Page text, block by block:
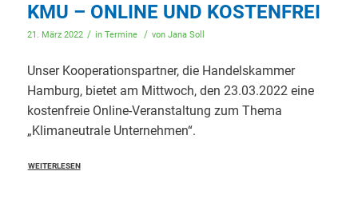
KMU – ONLINE UND KOSTENFREI
21. März 2022 / in Termine / von Jana Soll
Unser Kooperationspartner, die Handelskammer
Hamburg, bietet am Mittwoch, den 23.03.2022 eine
kostenfreie Online-Veranstaltung zum Thema
„Klimaneutrale Unternehmen“.
WEITERLESEN